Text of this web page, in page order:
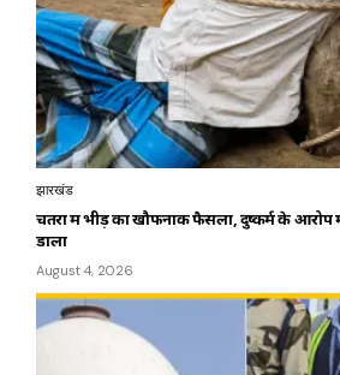
झारखंड
चतरा में भीड़ का खौफनाक फैसला, दुष्कर्म के आरोप
डाला
August 4, 2026